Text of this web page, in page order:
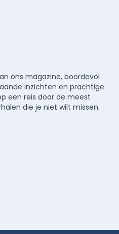
ons magazine, boordevol
inzichten en prachtige
een reis door de meest
die je niet wilt missen.